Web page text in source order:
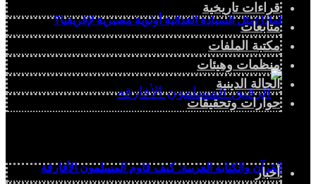
لماذا تمثل السيادة الغذائية أولوية مصيرية لإفريقيا؟
القرآن والكتابة العربية: كيف قاوم المسلمون الأفارقة
قراءات تاريخية
متابعات
مكتبة الملفات
منظمات وهيئات
الحالة الدينية
حوارات وتحقيقات
أخبار